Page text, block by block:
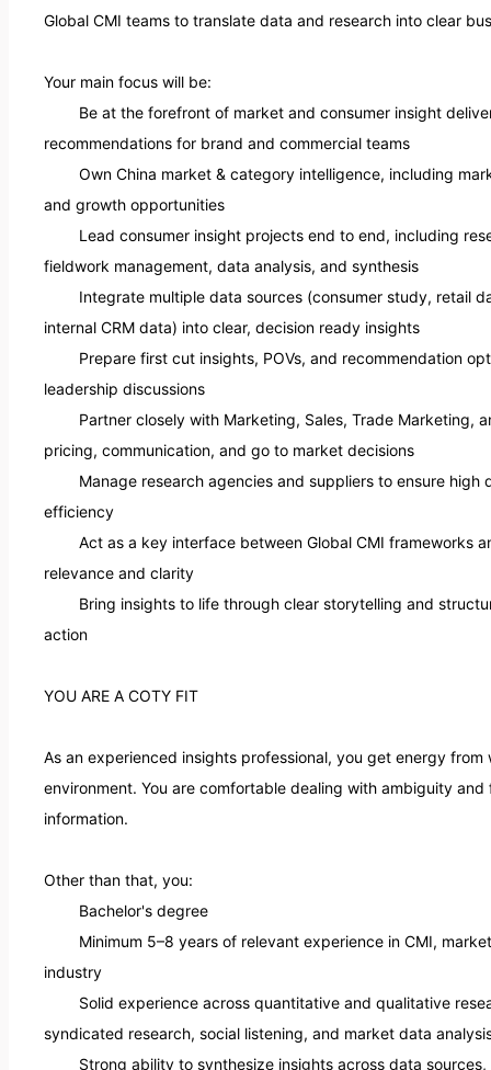
Global CMI teams to translate data and research into clear
Your main focus will be:
recommendations for brand and commercial teams
and growth opportunities
fieldwork management, data analysis, and synthesis
internal CRM data) into clear, decision ready insights
leadership discussions
pricing, communication, and go to market decisions
efficiency
relevance and clarity
action
YOU ARE A COTY FIT
As an experienced insights professional, you get energy
environment. You are comfortable dealing with ambiguity
information.
Other than that, you:
industry
syndicated research, social listening, and market data